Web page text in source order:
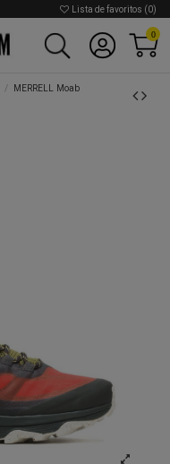
Lista de favoritos (0)
0
MERRELL Moab